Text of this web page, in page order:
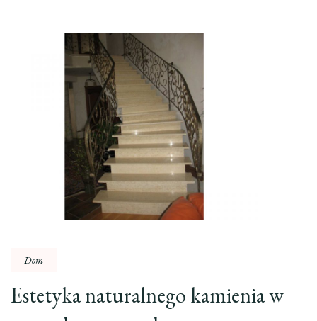
Dom
Estetyka naturalnego kamienia w